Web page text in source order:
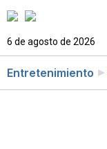
6 de agosto de 2026
Entretenimiento